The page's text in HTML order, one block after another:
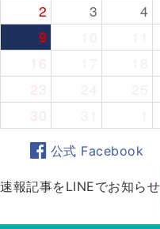
2
3 4
9
16
23
30
公式 Facebook
速報記事をLINEでお知らせ